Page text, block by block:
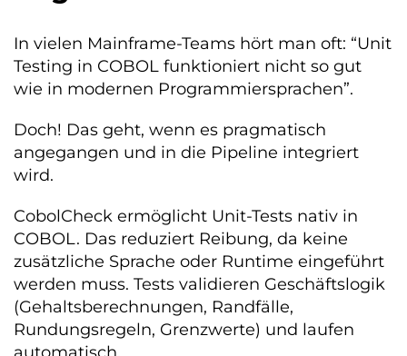
In vielen Mainframe-Teams hört man oft: “Unit
Testing in COBOL funktioniert nicht so gut
wie in modernen Programmiersprachen”.
Doch! Das geht, wenn es pragmatisch
angegangen und in die Pipeline integriert
wird.
CobolCheck ermöglicht Unit-Tests nativ in
COBOL. Das reduziert Reibung, da keine
zusätzliche Sprache oder Runtime eingeführt
werden muss. Tests validieren Geschäftslogik
(Gehaltsberechnungen, Randfälle,
Rundungsregeln, Grenzwerte) und laufen